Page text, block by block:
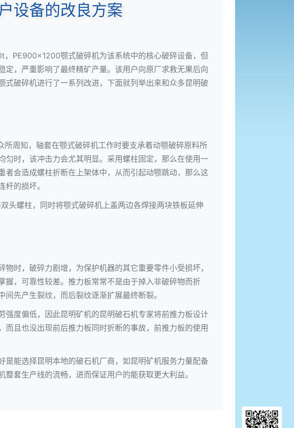
设备的改良方案
，PE900x1200颚式破碎机为该系统中的核心破碎设备，但
定，严重影响了最终精矿产量。该用户向原厂求救无果后向
式破碎机进行了一系列改进，下面就列举出来和众多昆明破
周知，轴套在颚式破碎机工作时要支承着动颚破碎原料所
时，该冲击力会尤其明显。采用螺柱固定，那么在使用一
会造成螺柱折断在上架体中，从而引起动颚跳动，那么这
的损坏。
头螺柱，同时将颚式破碎机上盖两边各焊接两块铁板延伸
时，破碎力剧增，为保护机器的其它重要零件小受损坏，
，可靠性较差。推力板常常不是由于掉入非破碎物而折
先产生裂纹，而后裂纹逐渐扩展最终断裂。
度偏低，因此昆明矿机的昆明破石机专家将前推力板设计
且也没出现前后推力板同时折断的事故，前推力板的使用
能选择昆明本地的破石机厂商，如昆明矿机服务力量配备
套生产线的流畅，进而保证用户的能获取更大利益。